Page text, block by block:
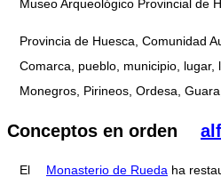
Museo Arqueológico Provincial de
Provincia de Huesca, Comunidad
Comarca, pueblo, municipio, lugar,
Monegros, Pirineos, Ordesa,
Conceptos en orden
El Monasterio de Rueda ha